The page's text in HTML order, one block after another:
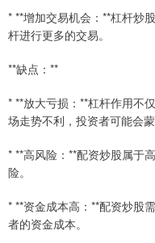
* **增加交易机会：**杠杆炒
杆进行更多的交易。
**缺点：**
* **放大亏损：**杠杆作用不
场走势不利，投资者可能会蒙
* **高风险：**配资炒股属于
险。
* **资金成本高：**配资炒股
者的资金成本。